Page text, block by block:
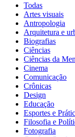
Todas
Artes visuais
Antropologia
Arquitetura e
Biografias
Ciências
Ciências da
Cinema
Comunicação
Crônicas
Design
Educação
Esportes e
Filosofia e
Fotografia